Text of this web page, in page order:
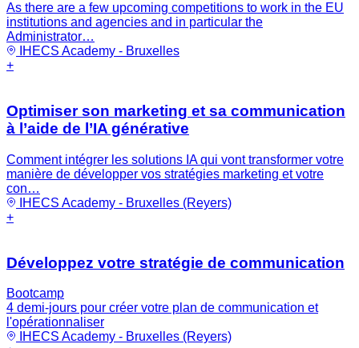
As there are a few upcoming competitions to work in the EU
institutions and agencies and in particular the
Administrator…
IHECS Academy - Bruxelles
+
Optimiser son marketing et sa communication
à l’aide de l’IA générative
Comment intégrer les solutions IA qui vont transformer votre
manière de développer vos stratégies marketing et votre
con…
IHECS Academy - Bruxelles (Reyers)
+
Développez votre stratégie de communication
Bootcamp
4 demi-jours pour créer votre plan de communication et
l'opérationnaliser
IHECS Academy - Bruxelles (Reyers)